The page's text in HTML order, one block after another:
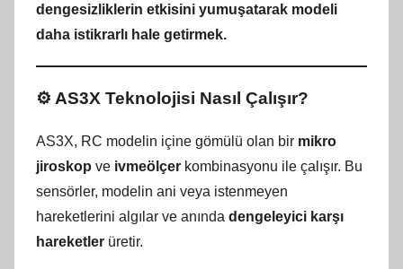
dengesizliklerin etkisini yumuşatarak modeli
daha istikrarlı hale getirmek.
⚙️ AS3X Teknolojisi Nasıl Çalışır?
AS3X, RC modelin içine gömülü olan bir mikro
jiroskop ve ivmeölçer kombinasyonu ile çalışır. Bu
sensörler, modelin ani veya istenmeyen
hareketlerini algılar ve anında dengeleyici karşı
hareketler üretir.